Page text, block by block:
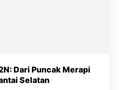
Dari Puncak Merapi
Selatan